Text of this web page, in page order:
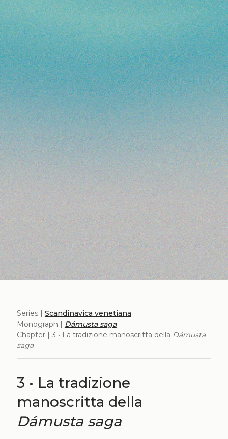
Series | Scandinavica venetiana
Monograph | Dámusta saga
Chapter | 3 • La tradizione manoscritta della Dámusta
saga
3 • La tradizione
manoscritta della
Dámusta saga